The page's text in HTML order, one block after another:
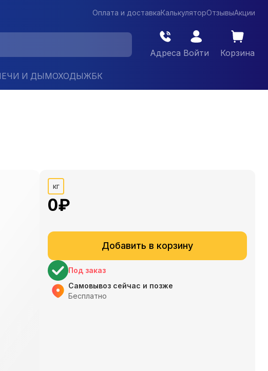
Оплата и доставкаКалькуляторОтзывыАкции
Адреса Войти Корзина
И ДЫМОХОДЫЖБК
кг
0₽
Добавить в корзину
Под заказ
Самовывоз сейчас и позже
Бесплатно